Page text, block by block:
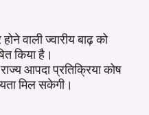
वाली ज्वारीय बाढ़ को
किया है।
आपदा प्रतिक्रिया कोष
मिल सकेगी।